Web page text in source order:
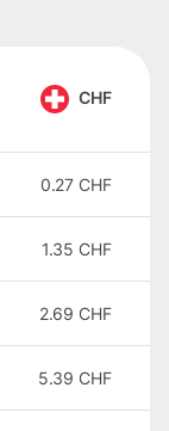
CHF
0.27 CHF
1.35 CHF
2.69 CHF
5.39 CHF